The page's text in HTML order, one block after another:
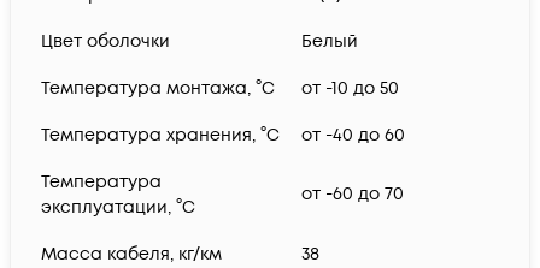
Цвет оболочки Белый
Температура монтажа, °C от -10 до 50
Температура хранения, °C от -40 до 60
Температура
эксплуатации, °C
от -60 до 70
Масса кабеля, кг/км 38